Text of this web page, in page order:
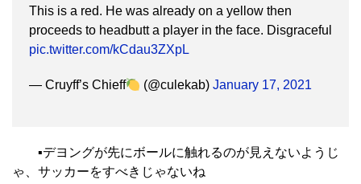
This is a red. He was already on a yellow then
proceeds to headbutt a player in the face. Disgraceful
pic.twitter.com/kCdau3ZXpL
— Cruyff’s Chieff (@culekab)January 17, 2021
▪︎デヨングが先にボールに触れるのが見えないようじ
ゃ、サッカーをすべきじゃないね